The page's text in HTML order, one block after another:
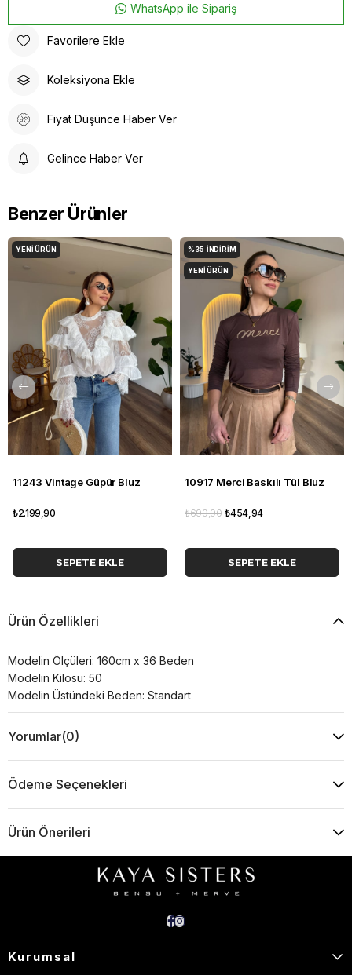
WhatsApp ile Sipariş
Favorilere Ekle
Koleksiyona Ekle
Fiyat Düşünce Haber Ver
Gelince Haber Ver
Benzer Ürünler
11243 Vintage Güpür Bluz
₺2.199,90
SEPETE EKLE
YENI ÜRÜN
10917 Merci Baskılı Tül Bluz
₺454,94
₺699,90
SEPETE EKLE
%35 İNDIRIM
YENI ÜRÜN
Ürün Özellikleri
Modelin Ölçüleri: 160cm x 36 Beden
Modelin Kilosu: 50
Modelin Üstündeki Beden: Standart
Yorumlar(0)
Ödeme Seçenekleri
Ürün Önerileri
Kurumsal